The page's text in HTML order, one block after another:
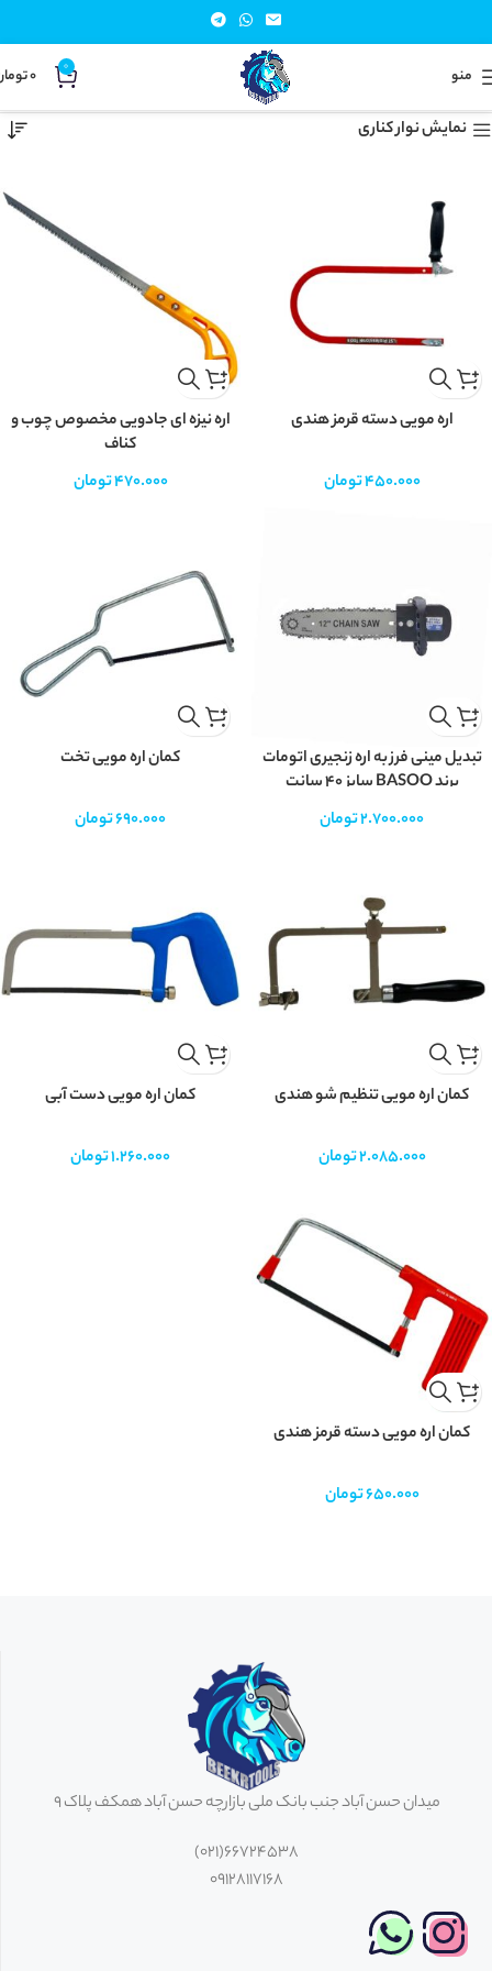
منو 0
0 خانه اره دستی
Showing all 7 results
نمایش نوار کناری
اره مویی دسته قرمز هندی
450.000تومان
اره نیزه ای جادویی مخصوص چوب و
کناف
470.000تومان
تبدیل مینی فرز به اره زنجیری اتومات
برند BASOO سایز 40 سانت
2.700.000تومان
کمان اره مویی تخت
690.000تومان
کمان اره مویی تنظیم شو هندی
2.085.000تومان
کمان اره مویی دست آبی
1.260.000تومان
کمان اره مویی دسته قرمز هندی
650.000تومان
میدان حسن آباد جنب بانک ملی بازارچه حسن آباد همکف پلاک 9
66724538(021)
09128117168